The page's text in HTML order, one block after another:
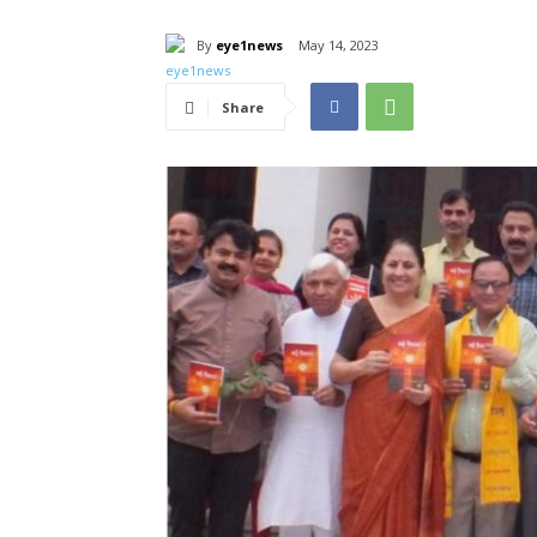
By eye1news May 14, 2023
Share